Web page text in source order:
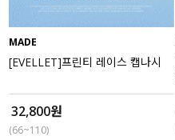
MADE
[EVELLET]프린티 레이스 캡나시
32,800원
(66~110)